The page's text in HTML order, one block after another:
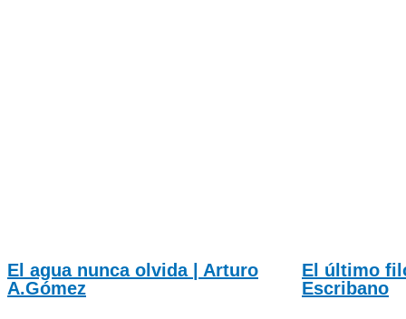
El agua nunca olvida | Arturo
A.Gómez
El último
Escribano